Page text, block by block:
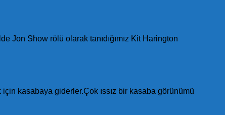
Jon Show rölü olarak tanıdığımız Kit Harington
kasabaya giderler.Çok ıssız bir kasaba görünümü